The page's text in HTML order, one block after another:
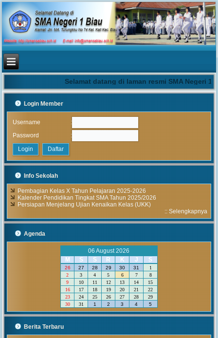
Selamat datang di laman resmi SMA Negeri 1
Login Member
Username
:
Password
:
Info Sekolah
Pembagian Kelas X Tahun Pelajaran 2025-2026
Kalender Pendidikan Tingkat SMA Tahun 2025/2026
Persiapan Menjelang Ujian Kenaikan Kelas (UKK)
:: Selengkapnya
Agenda
06 August 2026
M
S S R K J S
26 27 28 29 30 31
1
2
3 4 5 6 7
8
9
10 11 12 13 14
15
16
17 18 19 20 21
22
23
24 25 26 27 28
29
30
31 1 2 3 4 5
Berita Terbaru